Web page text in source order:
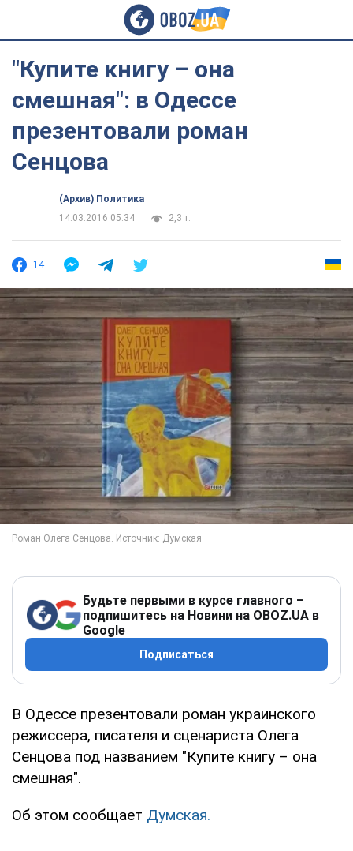
"Купите книгу – она
смешная": в Одессе
презентовали роман
Сенцова
(Архив) Политика
14.03.2016 05:34
2,3 т.
14
Будьте первыми в курсе главного –
подпишитесь на Новини на OBOZ.UA в
Google
Подписаться
В Одессе презентовали роман украинского
режиссера, писателя и сценариста Олега
Сенцова под названием "Купите книгу – она
смешная".
Об этом сообщает Думская.